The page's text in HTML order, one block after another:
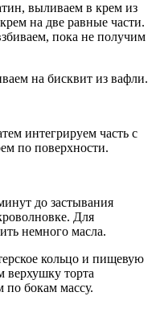
выливаем в крем из
на две равные части.
пока не получим
на бисквит из вафли.
интегрируем часть с
по поверхности.
до застывания
Для
немного масла.
кольцо и пищевую
верхушку торта
по бокам массу.